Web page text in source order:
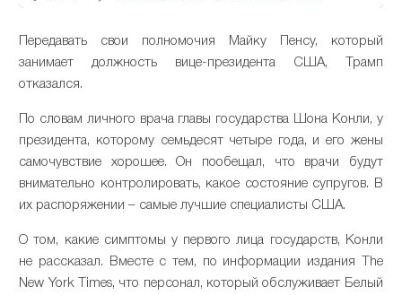
Передавать свои полномочия Майку Пенсу, который
занимает должность вице-президента США, Трамп
отказался.
По словам личного врача главы государства Шона Конли, у
президента, которому семьдесят четыре года, и его жены
самочувствие хорошее. Он пообещал, что врачи будут
внимательно контролировать, какое состояние супругов. В
их распоряжении – самые лучшие специалисты США.
О том, какие симптомы у первого лица государств, Конли
не рассказал. Вместе с тем, по информации издания The
New York Times, что персонал, который обслуживает Белый